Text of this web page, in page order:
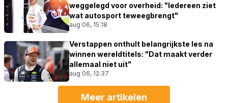
weggelegd voor overheid: "Iedereen ziet
wat autosport teweegbrengt"
aug 06, 15:18
Verstappen onthult belangrijkste les na
winnen wereldtitels: "Dat maakt verder
allemaal niet uit"
aug 06, 12:37
Meer artikelen